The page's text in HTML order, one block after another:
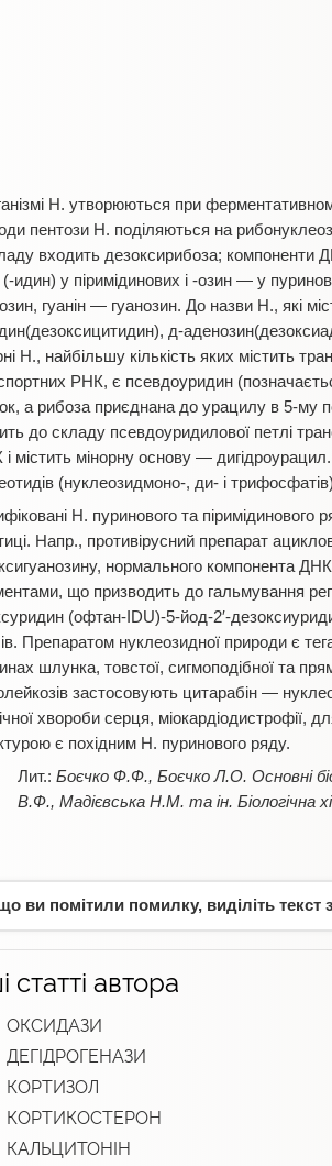
Н. утворюються при
пентози Н. поділяються на
входить дезоксирибоза; компоненти
(-идин) у піримідинових і -озин — у
гуанін — гуанозин. До назви Н., які
д-
Н., найбільшу кількість яких містить
РНК, є псевдоуридин
а рибоза приєднана до урацилу в 5-му
до складу псевдоуридилової петлі
містить мінорну основу —
(нуклеозидмоно-, ди- і
Н. пуринового та піримідинового
Напр., противірусний препарат
нормального компонента
що призводить до гальмування
(офтан-ІDU)-5-йод-2′-
Препаратом нуклеозидної природи є
шлунка, товстої, сигмоподібної та
застосовують цитарабін —
хвороби серця, міокардіодистрофії,
є похідним Н. пуринового ряду.
Боєчко Ф.Ф., Боєчко Л.О. Основні
В.Ф., Мадієвська Н.М. та ін.
ви помітили помилку, виділіть
статті автора
ОКСИДАЗИ
ДЕГІДРОГЕНАЗИ
КОРТИЗОЛ
КОРТИКОСТЕРОН
КАЛЬЦИТОНІН